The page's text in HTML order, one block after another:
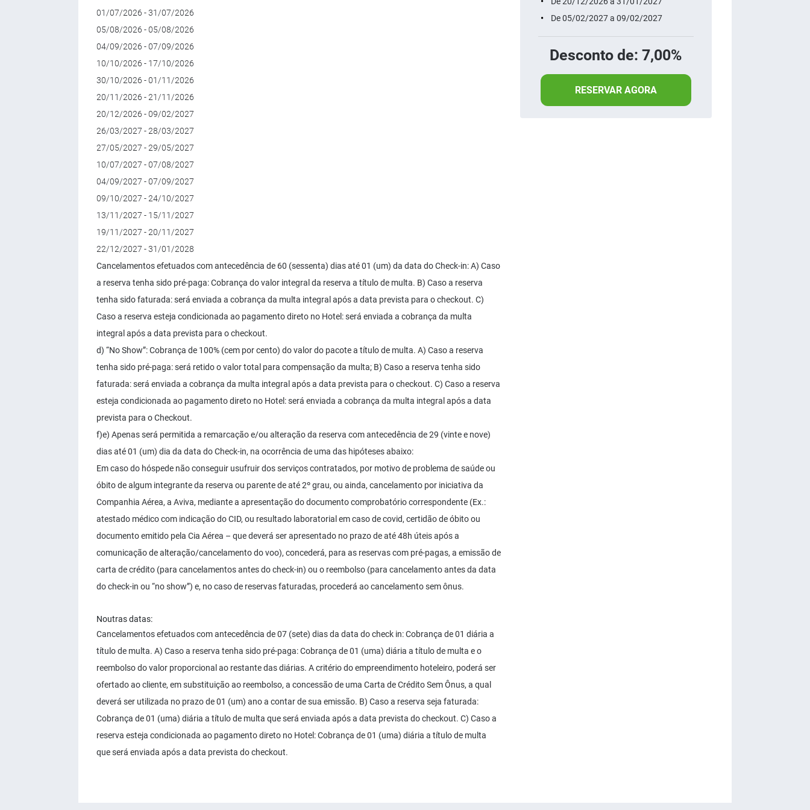
01/07/2026 - 31/07/2026
05/08/2026 - 05/08/2026
04/09/2026 - 07/09/2026
10/10/2026 - 17/10/2026
30/10/2026 - 01/11/2026
20/11/2026 - 21/11/2026
20/12/2026 - 09/02/2027
26/03/2027 - 28/03/2027
27/05/2027 - 29/05/2027
10/07/2027 - 07/08/2027
04/09/2027 - 07/09/2027
09/10/2027 - 24/10/2027
13/11/2027 - 15/11/2027
19/11/2027 - 20/11/2027
22/12/2027 - 31/01/2028
Cancelamentos efetuados com antecedência de 60 (sessenta) dias até 01 (um) da data do Check-in: A) Caso
a reserva tenha sido pré-paga: Cobrança do valor integral da reserva a título de multa. B) Caso a reserva
tenha sido faturada: será enviada a cobrança da multa integral após a data prevista para o checkout. C)
Caso a reserva esteja condicionada ao pagamento direto no Hotel: será enviada a cobrança da multa
integral após a data prevista para o checkout.
d) “No Show”: Cobrança de 100% (cem por cento) do valor do pacote a título de multa. A) Caso a reserva
tenha sido pré-paga: será retido o valor total para compensação da multa; B) Caso a reserva tenha sido
faturada: será enviada a cobrança da multa integral após a data prevista para o checkout. C) Caso a reserva
esteja condicionada ao pagamento direto no Hotel: será enviada a cobrança da multa integral após a data
prevista para o Checkout.
f)e) Apenas será permitida a remarcação e/ou alteração da reserva com antecedência de 29 (vinte e nove)
dias até 01 (um) dia da data do Check-in, na ocorrência de uma das hipóteses abaixo:
Em caso do hóspede não conseguir usufruir dos serviços contratados, por motivo de problema de saúde ou
óbito de algum integrante da reserva ou parente de até 2º grau, ou ainda, cancelamento por iniciativa da
Companhia Aérea, a Aviva, mediante a apresentação do documento comprobatório correspondente (Ex.:
atestado médico com indicação do CID, ou resultado laboratorial em caso de covid, certidão de óbito ou
documento emitido pela Cia Aérea – que deverá ser apresentado no prazo de até 48h úteis após a
comunicação de alteração/cancelamento do voo), concederá, para as reservas com pré-pagas, a emissão de
carta de crédito (para cancelamentos antes do check-in) ou o reembolso (para cancelamento antes da data
do check-in ou “no show”) e, no caso de reservas faturadas, procederá ao cancelamento sem ônus.
Noutras datas:
Cancelamentos efetuados com antecedência de 07 (sete) dias da data do check in: Cobrança de 01 diária a
título de multa. A) Caso a reserva tenha sido pré-paga: Cobrança de 01 (uma) diária a título de multa e o
reembolso do valor proporcional ao restante das diárias. A critério do empreendimento hoteleiro, poderá ser
ofertado ao cliente, em substituição ao reembolso, a concessão de uma Carta de Crédito Sem Ônus, a qual
deverá ser utilizada no prazo de 01 (um) ano a contar de sua emissão. B) Caso a reserva seja faturada:
Cobrança de 01 (uma) diária a título de multa que será enviada após a data prevista do checkout. C) Caso a
reserva esteja condicionada ao pagamento direto no Hotel: Cobrança de 01 (uma) diária a título de multa
que será enviada após a data prevista do checkout.
De 05/02/2027 a 09/02/2027
Desconto de: 7,00%
RESERVAR AGORA